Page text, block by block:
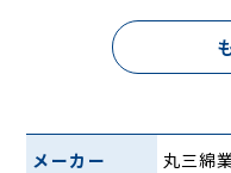
まるで真綿のような感
の原綿はキシキシとした
メーカー 丸三綿